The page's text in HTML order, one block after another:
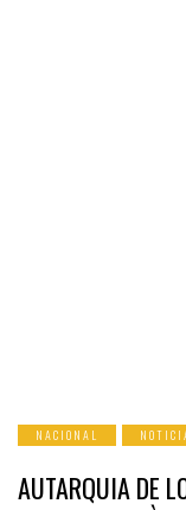
NACIONAL
AUTARQUIA DE